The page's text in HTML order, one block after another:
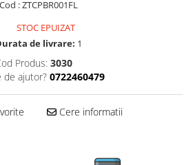
Cod : ZTCPBR001FL
STOC EPUIZAT
de livrare: 1
Produs: 3030
de ajutor? 0722460479
Cere informatii